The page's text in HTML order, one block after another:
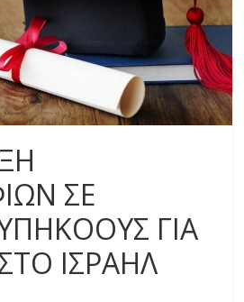
ΣΕ
ΓΙΑ
ΙΣΡΑΗΛ